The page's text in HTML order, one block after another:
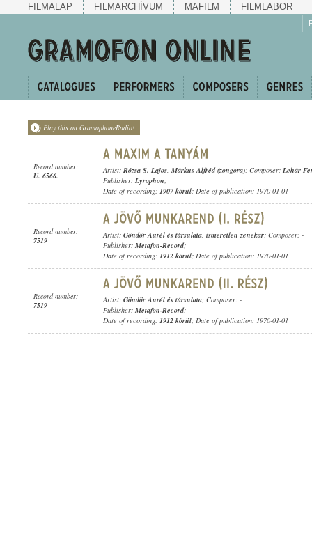
FILMALAP FILMARCHÍVUM MAFILM FILMLABOR
Play this on GramophoneRadio!
Record number:
U. 6566.
Artist: Rózsa S. Lajos, Márkus Alfréd (zongora); Composer: Lehár
Publisher: Lyrophon;
Date of recording: 1907 körül; Date of publication: 1970-01-01
Record number:
7519
Artist: Göndör Aurél és társulata, ismeretlen zenekar; Composer: -
Publisher: Metafon-Record;
Date of recording: 1912 körül; Date of publication: 1970-01-01
Record number:
7519
Artist: Göndör Aurél és társulata; Composer: -
Publisher: Metafon-Record;
Date of recording: 1912 körül; Date of publication: 1970-01-01